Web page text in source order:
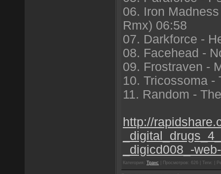
06. Iron
Rmx) 06:58
07. Darkforce -
08. Facehead -
09. Frostraven -
10. Tricossoma -
11. Random -
http://
_digicd008_-
Категория: Транс | Просмотров: 626 | Теги: |